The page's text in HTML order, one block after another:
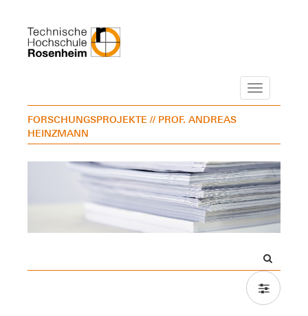
Navigation
FORSCHUNGSPROJEKTE // PROF. ANDREAS
HEINZMANN